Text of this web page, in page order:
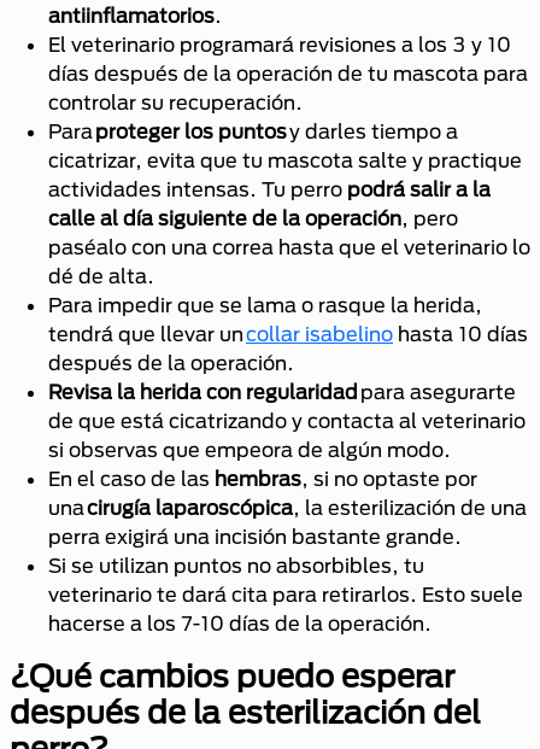
antiinflamatorios.
El veterinario programará revisiones a los 3 y 10
días después de la operación de tu mascota para
controlar su recuperación.
Paraproteger los puntosy darles tiempo a
cicatrizar, evita que tu mascota salte y practique
actividades intensas. Tu perro podrá salir a la
calle al día siguiente de la operación, pero
paséalo con una correa hasta que el veterinario lo
dé de alta.
Para impedir que se lama o rasque la herida,
tendrá que llevar uncollar isabelino hasta 10 días
después de la operación.
Revisa la herida con regularidad para asegurarte
de que está cicatrizando y contacta al veterinario
si observas que empeora de algún modo.
En el caso de las hembras, si no optaste por
unacirugía laparoscópica, la esterilización de una
perra exigirá una incisión bastante grande.
Si se utilizan puntos no absorbibles, tu
veterinario te dará cita para retirarlos. Esto suele
hacerse a los 7-10 días de la operación.
¿Qué cambios puedo esperar
después de la esterilización del